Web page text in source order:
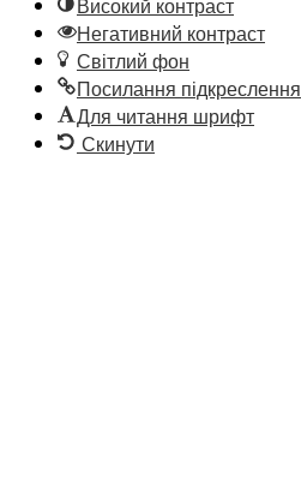
Високий контраст
Негативний контраст
Світлий фон
Посилання підкреслення
Для читання шрифт
Скинути